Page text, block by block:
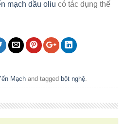
mạch dầu oliu có tác dụng thế
Mạch and tagged bột nghệ.